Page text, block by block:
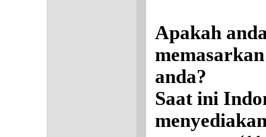
Apakah
anda?
Saat ini